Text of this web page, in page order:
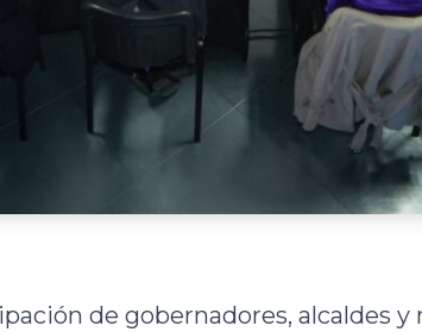
de gobernadores, alcaldes y